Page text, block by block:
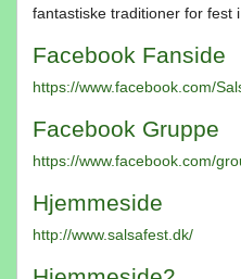
fantastiske traditioner for fest
Facebook Fanside
https://www.facebook.com/
Facebook Gruppe
https://www.facebook.com/
Hjemmeside
http://www.salsafest.dk/